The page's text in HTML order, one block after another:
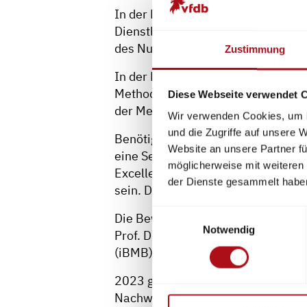
Zustimmung
Diese Webseite verwendet
Wir verwenden Cookies,
und die Zugriffe auf unsere
Website an unsere Partner
möglicherweise mit
der Dienste gesammelt
Notwendig
In der Kategorie „Forschung und
Dienstleistung gefragt.
des Nutzens für die Anwender.
In der Kategorie „besondere
Methoden oder Abläufen.
der Methode oder des Ablaufs,
Benötigt wird für alle
eine Selbstbewerbung als auch
Excellence Awards an der
sein. Der Abschluss der
Die Bewerbungen sind in digitaler
Prof. Dr.-Ing. Jochen Zehfuß,
(iBMB), Beethovenstraße 52,
2023 gab es Auszeichnungen für
Nachweise in